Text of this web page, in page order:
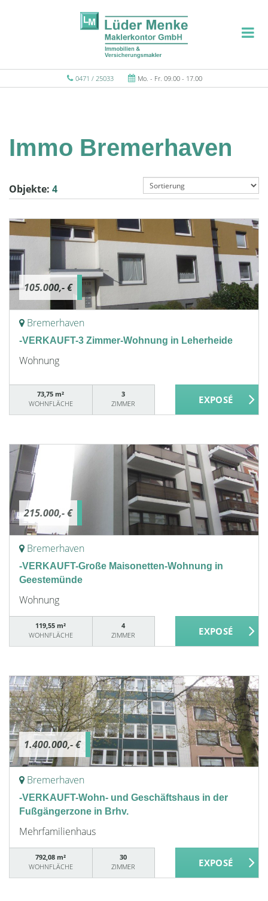
0471 / 25033 Mo. - Fr. 09.00 - 17.00
Immo Bremerhaven
Objekte: 4
105.000,- €
Bremerhaven
-VERKAUFT-3 Zimmer-Wohnung in Leherheide
Wohnung
73,75 m²
WOHNFLÄCHE
3
ZIMMER
215.000,- €
Bremerhaven
-VERKAUFT-Große Maisonetten-Wohnung in
Geestemünde
Wohnung
119,55 m²
WOHNFLÄCHE
4
ZIMMER
1.400.000,- €
Bremerhaven
-VERKAUFT-Wohn- und Geschäftshaus in der
Fußgängerzone in Brhv.
Mehrfamilienhaus
792,08 m²
WOHNFLÄCHE
30
ZIMMER